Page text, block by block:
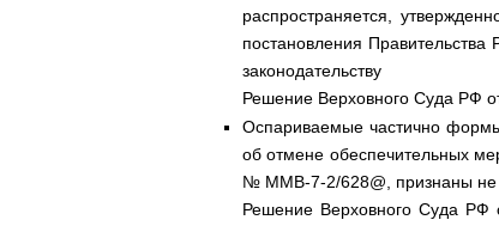
распространяется,
постановления
законодательству
Решение Верховного Суда РФ
Оспариваемые частично
об отмене обеспечительных
№ ММВ-7-2/628@, признаны не
Решение Верховного Суда